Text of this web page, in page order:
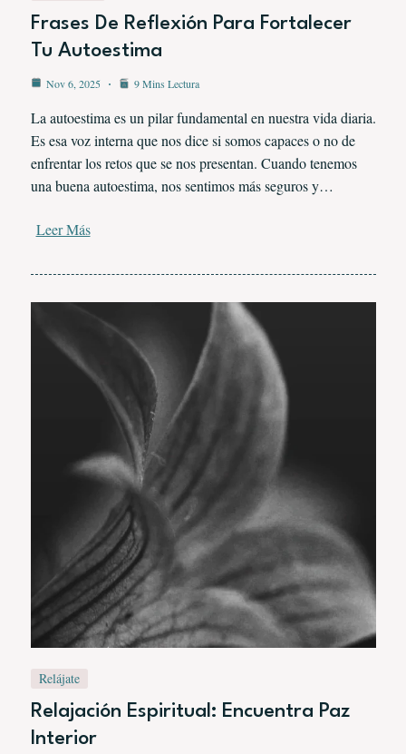
Frases De Reflexión Para Fortalecer
Tu Autoestima
Nov 6, 2025 9 Mins Lectura
La autoestima es un pilar fundamental en nuestra vida diaria.
Es esa voz interna que nos dice si somos capaces o no de
enfrentar los retos que se nos presentan. Cuando tenemos
una buena autoestima, nos sentimos más seguros y…
Leer Más
Relájate
Relajación Espiritual: Encuentra Paz
Interior